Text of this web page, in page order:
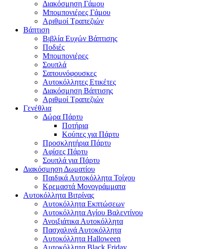
Διακόσμηση Γάμου
Μπομπονιέρες Γάμου
Αριθμοί Τραπεζιών
Βάπτιση
Βιβλία Ευχών Βάπτισης
Ποδιές
Μπομπονιέρες
Σουπλά
Σαπουνόφουσκες
Αυτοκόλλητες Ετικέτες
Διακόσμηση Βάπτισης
Αριθμοί Τραπεζιών
Γενέθλια
Δώρα Πάρτυ
Ποτήρια
Κούπες για Πάρτυ
Προσκλητήρια Πάρτυ
Αφίσες Πάρτυ
Σουπλά για Πάρτυ
Διακόσμηση Δωματίου
Παιδικά Αυτοκόλλητα Τοίχου
Κρεμαστά Μονογράμματα
Αυτοκόλλητα Βιτρίνας
Αυτοκόλλητα Εκπτώσεων
Αυτοκόλλητα Αγίου Βαλεντίνου
Ανοιξιάτικα Αυτοκόλλητα
Πασχαλινά Αυτοκόλλητα
Αυτοκόλλητα Halloween
Αυτοκόλλητα Black Friday